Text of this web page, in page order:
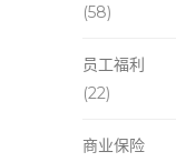
(58)
员工福利
(22)
商业保险